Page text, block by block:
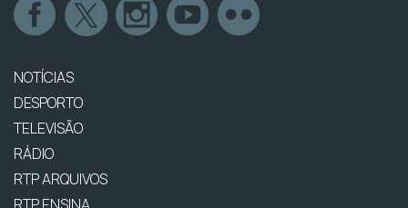
NOTÍCIAS
DESPORTO
TELEVISÃO
RÁDIO
RTP ARQUIVOS